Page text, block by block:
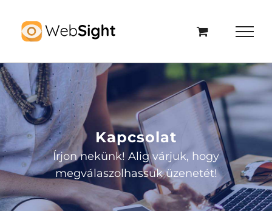
Kapcsolat
Írjon nekünk! Alig várjuk, hogy
megválaszolhassuk üzenetét!